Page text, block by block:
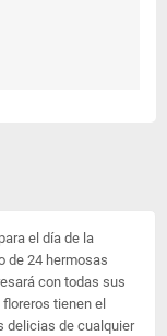
el día de la
de 24 hermosas
con todas sus
tienen el
delicias de cualquier